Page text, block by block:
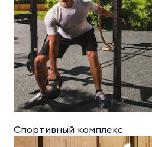
Спортивный комплекс